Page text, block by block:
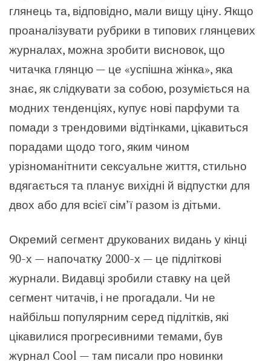
глянець та, відповідно, мали вищу ціну. Якщо
проаналізувати рубрики в типових глянцевих
журналах, можна зробити висновок, що
читачка глянцю — це «успішна жінка», яка
знає, як слідкувати за собою, розуміється на
модних тенденціях, купує нові парфуми та
помади з трендовими відтінками, цікавиться
порадами щодо того, яким чином
урізноманітнити сексуальне життя, стильно
вдягається та планує вихідні й відпустки для
двох або для всієї сім’ї разом із дітьми.
Окремий сегмент друкованих видань у кінці
90-х — напочатку 2000-х — це підліткові
журнали. Видавці зробили ставку на цей
сегмент читачів, і не прогадали. Чи не
найбільш популярним серед підлітків, які
цікавилися прогресивними темами, був
журнал Cool — там писали про новинки